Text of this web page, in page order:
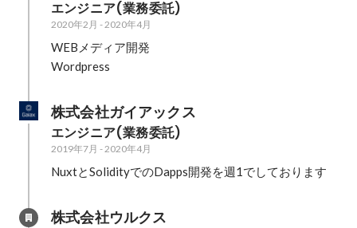
エンジニア(業務委託)
2020年2月 -2020年4月
WEBメディア開発
Wordpress
株式会社ガイアックス
エンジニア(業務委託)
2019年7月 -2020年4月
NuxtとSolidityでのDapps開発を週1でしております
株式会社ウルクス